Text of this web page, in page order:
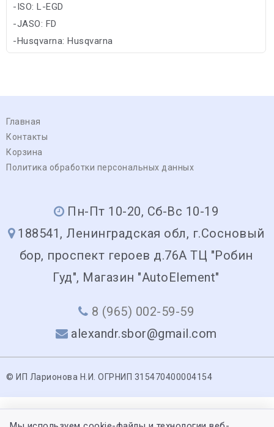
-ISO: L-EGD
-JASO: FD
-Husqvarna: Husqvarna
Главная
Контакты
Корзина
Политика обработки персональных данных
Пн-Пт 10-20, Сб-Вс 10-19
188541, Ленинградская обл, г.Сосновый
бор, проспект героев д.76А ТЦ "Робин
Гуд", Магазин "AutoElement"
8 (965) 002-59-59
alexandr.sbor@gmail.com
© ИП Ларионова Н.И. ОГРНИП 315470400004154